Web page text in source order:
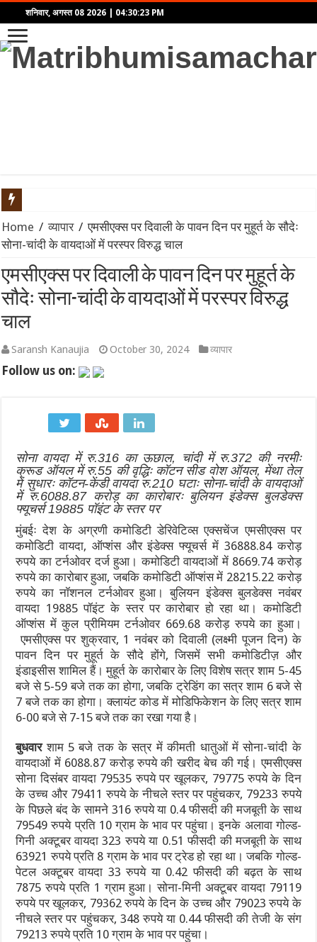
शनिवार, अगस्त 08 2026 04:30:23 PM
भारत सरकार का Meta पर बड़ा एक्शन: डीपफेक और प्रोपेगैंडा रोकने के
दिल्ली कैबिनेट का बड़ा फैसला: ‘दिल्ली प्राइवेट यूनिवर्सिटीज बिल 2026’
प्रयागराज में अबान अहमद के अंतिम संस्कार को लेकर सुरक्षा अलर्ट,
Spider-Man: Brand New Day का बॉक्स ऑफिस पर तूफान: दुनियाभर में
‘लोकल से ग्लोबल’ का महासंगम: भारत मंडपम में 12 से 15 अगस्त तक सजेगा
श्रीकृष्ण जन्मभूमि पर 9 अगस्त की प्रस्तावित कारसेवा को लेकर मथुरा में
Tata Motors Sales July 2026: टाटा मोटर्स की घरेलू और EV बिक्री में
भारत भाग्य विधाता OTT रिलीज: जानें कब और कहाँ देखें कंगना रनौत की
छत्तीसगढ़ धर्म स्वातंत्र्य अधिनियम 2026: जानिए नए कानून के कड़े नियम,
Home / व्यापार / एमसीएक्स पर दिवाली के पावन दिन पर मुहूर्त के सौदेः
सोना-चांदी के वायदाओं में परस्पर विरुद्ध चाल
एमसीएक्स पर दिवाली के पावन दिन पर मुहूर्त के
सौदेः सोना-चांदी के वायदाओं में परस्पर विरुद्ध
चाल
Saransh Kanaujia October 30, 2024 व्यापार
Follow us on:
सोना वायदा में रु.316 का ऊछाल, चांदी में रु.372 की नरमीः
क्रूड ऑयल में रु.55 की वृद्धिः कॉटन सीड वोश ऑयल, मेंथा तेल
में सुधारः कॉटन-केंडी वायदा रु.210 घटाः सोना-चांदी के वायदाओं
में रु.6088.87 करोड़ का कारोबारः बुलियन इंडेक्स बुलडेक्स
फ्यूचर्स 19885 पॉइंट के स्तर पर
मुंबईः देश के अग्रणी कमोडिटी डेरिवेटिव्स एक्सचेंज एमसीएक्स पर
कमोडिटी वायदा, ऑप्शंस और इंडेक्स फ्यूचर्स में 36888.84 करोड़
रुपये का टर्नओवर दर्ज हुआ। कमोडिटी वायदाओं में 8669.74 करोड़
रुपये का कारोबार हुआ, जबकि कमोडिटी ऑप्शंस में 28215.22 करोड़
रुपये का नॉशनल टर्नओवर हुआ। बुलियन इंडेक्स बुलडेक्स नवंबर
वायदा 19885 पॉइंट के स्तर पर कारोबार हो रहा था। कमोडिटी
ऑप्शंस में कुल प्रीमियम टर्नओवर 669.68 करोड़ रुपये का हुआ।
एमसीएक्स पर शुक्रवार, 1 नवंबर को दिवाली (लक्ष्मी पूजन दिन) के
पावन दिन पर मुहूर्त के सौदे होंगे, जिसमें सभी कमोडिटीज़ और
इंडाइसीस शामिल हैं। मुहूर्त के कारोबार के लिए विशेष सत्र शाम 5-45
बजे से 5-59 बजे तक का होगा, जबकि ट्रेडिंग का सत्र शाम 6 बजे से
7 बजे तक का होगा। क्लायंट कोड में मोडिफिकेशन के लिए सत्र शाम
6-00 बजे से 7-15 बजे तक का रखा गया है।
बुधवारशाम 5 बजे तक के सत्र में कीमती धातुओं में सोना-चांदी के
वायदाओं में 6088.87 करोड़ रुपये की खरीद बेच की गई। एमसीएक्स
सोना दिसंबर वायदा 79535 रुपये पर खूलकर, 79775 रुपये के दिन
के उच्च और 79411 रुपये के नीचले स्तर पर पहुंचकर, 79233 रुपये
के पिछले बंद के सामने 316 रुपये या 0.4 फीसदी की मजबूती के साथ
79549 रुपये प्रति 10 ग्राम के भाव पर पहुंचा। इनके अलावा गोल्ड-
गिनी अक्टूबर वायदा 323 रुपये या 0.51 फीसदी की मजबूती के साथ
63921 रुपये प्रति 8 ग्राम के भाव पर ट्रेड हो रहा था। जबकि गोल्ड-
पेटल अक्टूबर वायदा 33 रुपये या 0.42 फीसदी की बढ़त के साथ
7875 रुपये प्रति 1 ग्राम हुआ। सोना-मिनी अक्टूबर वायदा 79119
रुपये पर खूलकर, 79362 रुपये के दिन के उच्च और 79023 रुपये के
नीचले स्तर पर पहुंचकर, 348 रुपये या 0.44 फीसदी की तेजी के संग
79213 रुपये प्रति 10 ग्राम के भाव पर पहुंचा।